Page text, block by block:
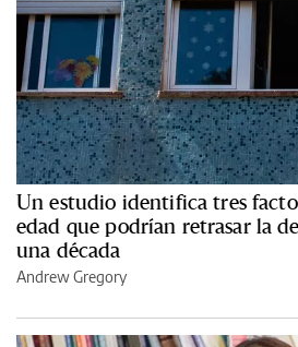
Un estudio identifica tres
edad que podrían retrasar la
una década
Andrew Gregory